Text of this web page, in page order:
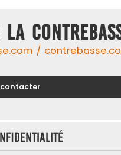
LA
/
contacter